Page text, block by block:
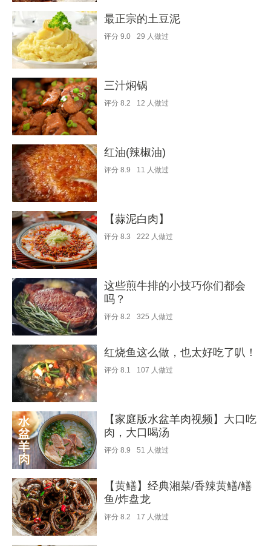
最正宗的土豆泥
评分 9.0 29 人做过
三汁焖锅
评分 8.2 12 人做过
红油(辣椒油)
评分 8.9 11 人做过
【蒜泥白肉】
评分 8.3 222 人做过
这些煎牛排的小技巧你们都会
吗？
评分 8.2 325 人做过
红烧鱼这么做，也太好吃了叭！
评分 8.1 107 人做过
【家庭版水盆羊肉视频】大口吃
肉，大口喝汤
评分 8.9 51 人做过
【黄鳝】经典湘菜/香辣黄鳝/鳝
鱼/炸盘龙
评分 8.2 17 人做过